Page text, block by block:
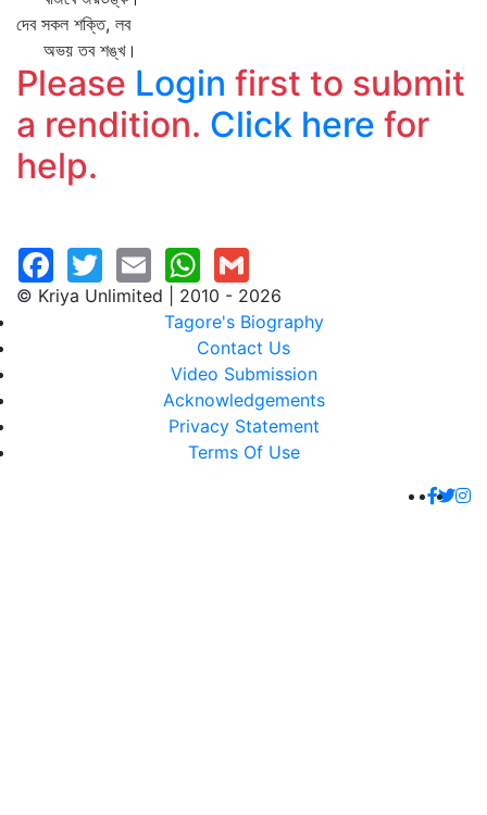
দেব সকল শক্তি, লব
অভয় তব শঙ্খ।
Please Login first to submit
a rendition. Click here for
help.
© Kriya Unlimited | 2010 - 2026
Tagore's Biography
Contact Us
Video Submission
Acknowledgements
Privacy Statement
Terms Of Use